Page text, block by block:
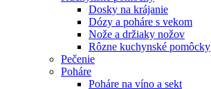
Dosky na krájanie
Dózy a poháre s vekom
Nože a držiaky nožov
Rôzne kuchynské pomôcky
Pečenie
Poháre
Poháre na víno a sekt